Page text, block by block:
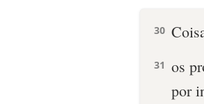
30
31 os
por